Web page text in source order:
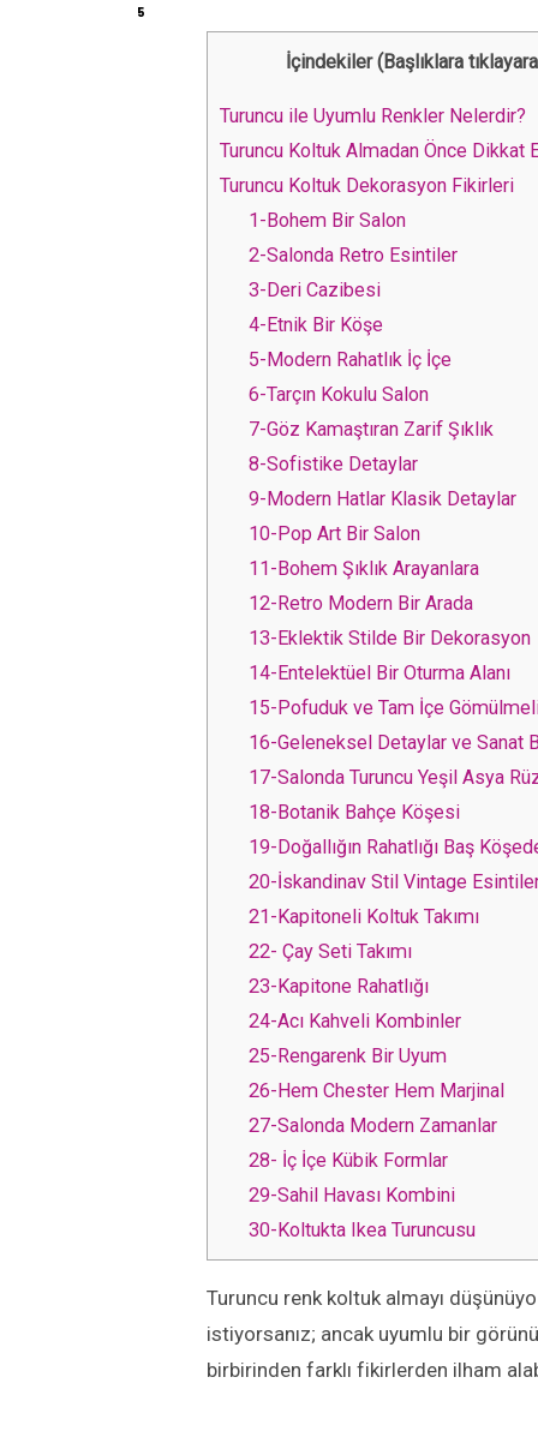
5
İçindekiler (Başlıklara
Turuncu ile Uyumlu Renkler Nelerdir?
Turuncu Koltuk Almadan Önce Dikkat
Turuncu Koltuk Dekorasyon Fikirleri
1-Bohem Bir Salon
2-Salonda Retro Esintiler
3-Deri Cazibesi
4-Etnik Bir Köşe
5-Modern Rahatlık İç İçe
6-Tarçın Kokulu Salon
7-Göz Kamaştıran Zarif Şıklık
8-Sofistike Detaylar
9-Modern Hatlar Klasik Detaylar
10-Pop Art Bir Salon
11-Bohem Şıklık Arayanlara
12-Retro Modern Bir Arada
13-Eklektik Stilde Bir Dekorasyon
14-Entelektüel Bir Oturma Alanı
15-Pofuduk ve Tam İçe
16-Geleneksel Detaylar ve Sanat
17-Salonda Turuncu Yeşil Asya
18-Botanik Bahçe Köşesi
19-Doğallığın Rahatlığı Baş
20-İskandinav Stil Vintage
21-Kapitoneli Koltuk Takımı
22- Çay Seti Takımı
23-Kapitone Rahatlığı
24-Acı Kahveli Kombinler
25-Rengarenk Bir Uyum
26-Hem Chester Hem Marjinal
27-Salonda Modern Zamanlar
28- İç İçe Kübik Formlar
29-Sahil Havası Kombini
30-Koltukta Ikea Turuncusu
Turuncu renk koltuk almayı
istiyorsanız; ancak uyumlu bir
birbirinden farklı fikirlerden ilham